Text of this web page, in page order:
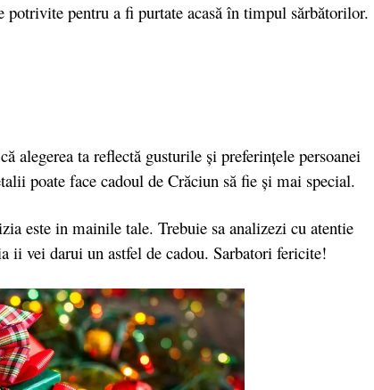
potrivite pentru a fi purtate acasă în timpul sărbătorilor.
ta reflectă gusturile și preferințele persoanei
poate face cadoul de Crăciun să fie și mai special.
este in mainile tale. Trebuie sa analizezi cu atentie
ii vei darui un astfel de cadou. Sarbatori fericite!